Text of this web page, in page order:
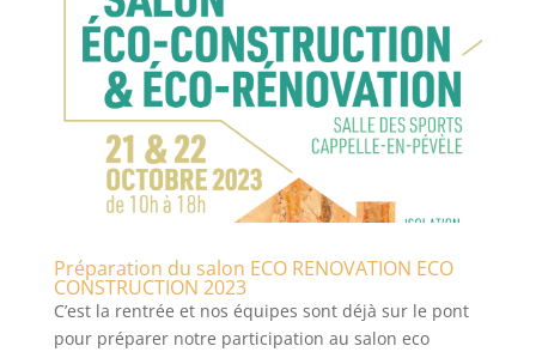
Préparation du salon ECO RENOVATION ECO
CONSTRUCTION 2023
C’est la rentrée et nos équipes sont déjà sur le pont
pour préparer notre participation au salon eco